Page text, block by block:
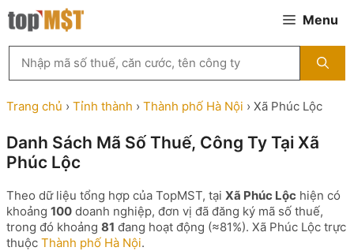
Chuyển
đến
Menu
kiếm
MST
theo
tên
ty,
người
diện
hoặc
mã
số
Trang chủ › Tỉnh thành › Thành phố Hà Nội › Xã Phúc Lộc
Danh Sách Mã Số Thuế, Công Ty Tại Xã
Phúc Lộc
Theo dữ liệu tổng hợp của TopMST, tại Xã Phúc Lộc hiện có
khoảng 100 doanh nghiệp, đơn vị đã đăng ký mã số thuế,
trong đó khoảng 81 đang hoạt động (≈81%). Xã Phúc Lộc trực
thuộc Thành phố Hà Nội.